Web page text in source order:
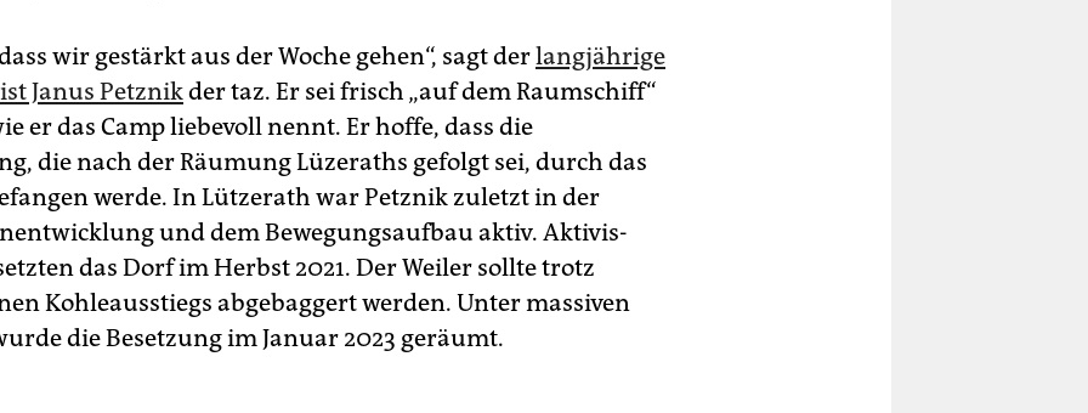
wir gestärkt aus der Woche gehen“, sagt derlangjährige
Janus Petznikder taz. Er sei frisch „auf dem Raumschiff“
er das Camp liebevoll nennt. Er hoffe, dass die
die nach der Räumung Lüzeraths gefolgt sei, durch das
werde. In Lützerath war Petznik zuletzt in der
und dem Bewegungsaufbau aktiv. Ak­ti­vis­
das Dorf im Herbst 2021. Der Weiler sollte trotz
Kohleausstiegs abgebaggert werden. Unter massiven
die Besetzung im Januar 2023 geräumt.